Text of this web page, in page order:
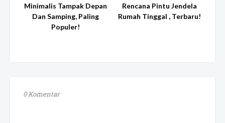
Minimalis Tampak Depan
Dan Samping, Paling
Populer!
Rencana Pintu Jendela
Rumah Tinggal , Terbaru!
0 Komentar